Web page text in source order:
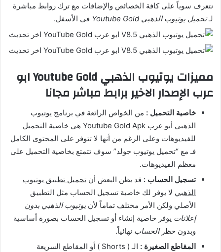
نتعرف سوياً على كافة الخصائص والإضافات مع ترك روابط مباشرة
لـتحميل يوتيوب الذهبي Youtube Gold في الأسفل.
مميزات يوتيوب الذهبي Youtube Gold ابو
عرب الإصدار الاخير برابط مباشر مجانا
خاصية التحميل : من الخواص الرائعة في برنامج يوتيوب
الذهبي أبو عرب Youtube Gold Apk هي خاصية التحميل
للفيديوهات وعلى الرغم من أنها لا تتوفر على المحتوى الكامل
فـ مع “تحميل يوتيوب جولد” سوف تتمتع بخاصية التحميل على
معظم الفيديوهات.
تسجيل الحساب : قد يظن البعض أن تحميل تطبيق يوتيوب
الذهبي لا يوفر لك خاصية تسجيل الحساب مثل التطبيق
الأصلي ولكن الأمر مختلف تماماً لأن يوتيوب الذهبي بدون
إعلانات يوفر خاصية إنشاء أو تسجيل الحساب بصورة أساسية
وبدون حظرالحساب نهائياً.
المقاطع الصغيرة :
الـ ( Shorts ) أو المقاطع السريعة